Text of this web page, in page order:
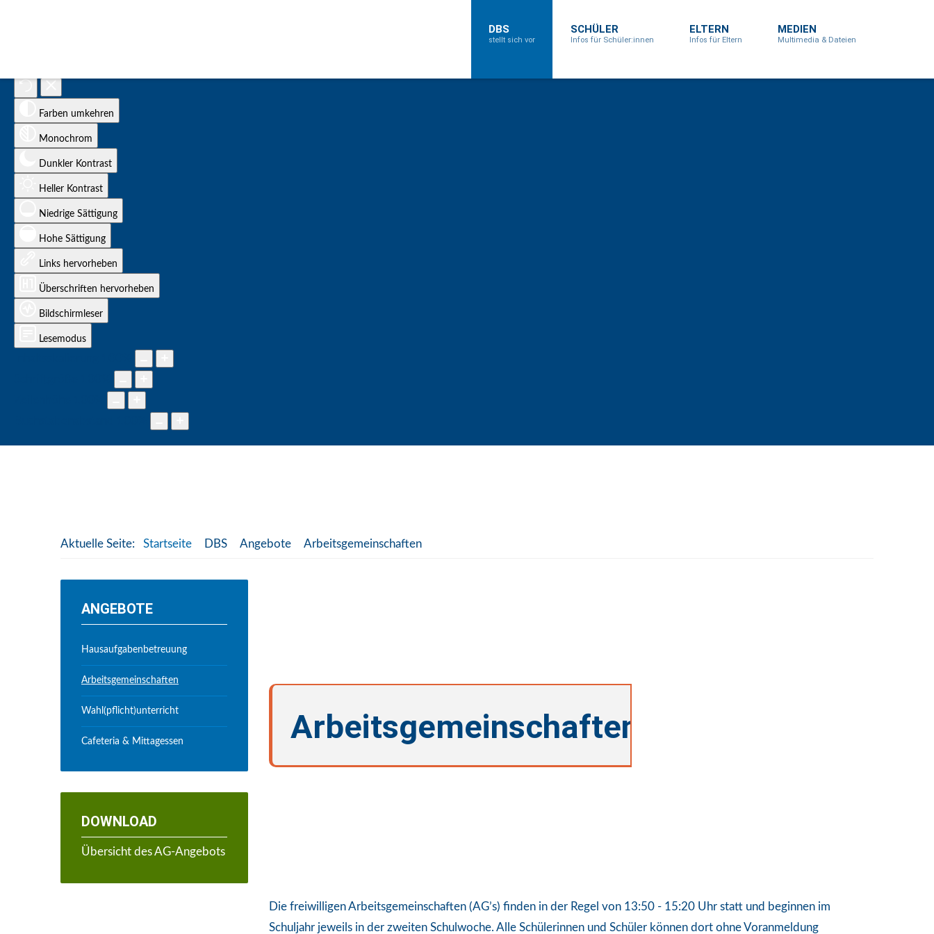
Farben umkehren
Monochrom
Dunkler Kontrast
Heller Kontrast
Niedrige Sättigung
Hohe Sättigung
Links hervorheben
Überschriften hervorheben
Bildschirmleser
Lesemodus
DBS
stellt sich vor
SCHÜLER
Infos für Schüler:innen
ELTERN
Infos für Eltern
MEDIEN
Multimedia & Dateien
Aktuelle Seite: Startseite DBS Angebote Arbeitsgemeinschaften
Arbeitsgemeinschaften
Die freiwilligen Arbeitsgemeinschaften (AG’s) finden in der Regel von 13:50 - 15:20 Uhr statt und beginnen im
Schuljahr jeweils in der zweiten Schulwoche. Alle Schülerinnen und Schüler können dort ohne Voranmeldung
ANGEBOTE
Hausaufgabenbetreuung
Arbeitsgemeinschaften
Wahl(pflicht)unterricht
Cafeteria & Mittagessen
DOWNLOAD
Übersicht des AG-Angebots